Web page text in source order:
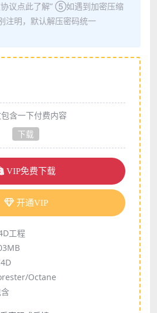
协议点此了解” ⑤如遇到加密压缩
注明，默认解压密码统一
含一下付费内容
下载
VIP免费下载
开通VIP
工程
Octane